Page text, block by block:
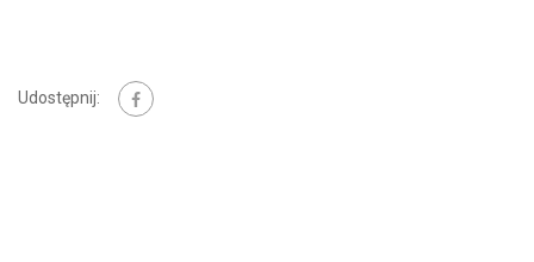
Udostępnij: